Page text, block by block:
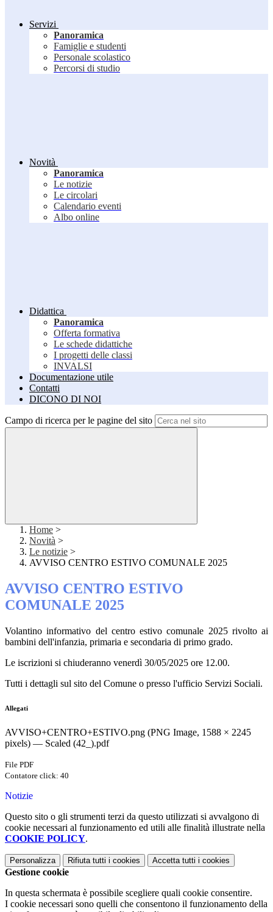
Servizi
Panoramica
Famiglie e studenti
Personale scolastico
Percorsi di studio
Novità
Panoramica
Le notizie
Le circolari
Calendario eventi
Albo online
Didattica
Panoramica
Offerta formativa
Le schede didattiche
I progetti delle classi
INVALSI
Documentazione utile
Contatti
DICONO DI NOI
Campo di ricerca per le pagine del sito
Home >
Novità >
Le notizie >
AVVISO CENTRO ESTIVO COMUNALE 2025
AVVISO CENTRO ESTIVO
COMUNALE 2025
Volantino informativo del centro estivo comunale 2025 rivolto ai
bambini dell'infanzia, primaria e secondaria di primo grado.
Le iscrizioni si chiuderanno venerdì 30/05/2025 ore 12.00.
Tutti i dettagli sul sito del Comune o presso l'ufficio Servizi Sociali.
Allegati
AVVISO+CENTRO+ESTIVO.png (PNG Image, 1588 × 2245
pixels) — Scaled (42_).pdf
File PDF
Contatore click: 40
Notizie
Questo sito o gli strumenti terzi da questo utilizzati si avvalgono di
cookie necessari al funzionamento ed utili alle finalità illustrate nella
COOKIE POLICY.
Personalizza Rifiuta tutti i cookies Accetta tutti i cookies
Gestione cookie
In questa schermata è possibile scegliere quali cookie consentire.
I cookie necessari sono quelli che consentono il funzionamento della